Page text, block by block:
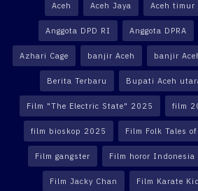
Aceh Aceh Jaya Aceh timur
Anggota DPD RI Anggota DPRA
Azhari Cage banjir Aceh banjir
Berita Terbaru Bupati Aceh
Film "The Electric State" 2025 film
film bioskop 2025 Film Folk Tales
Film gangster Film horor Indonesia
Film Jacky Chan Film Karate